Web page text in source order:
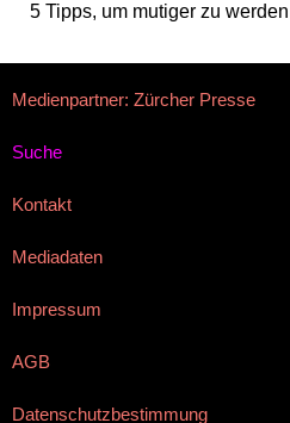
5 Tipps, um mutiger zu werden
Medienpartner: Zürcher Presse
Suche
Kontakt
Mediadaten
Impressum
AGB
Datenschutzbestimmung